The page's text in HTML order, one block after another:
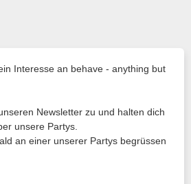
Interesse an behave - anything but
Newsletter zu und halten dich
unsere Partys.
an einer unserer Partys begrüssen